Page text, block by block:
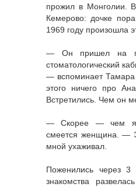
прожил в Монголии.
Кемерово: дочке
1969 году произошла
— Он пришел на
стоматологический
— вспоминает
этого ничего про
Встретились. Чем он
— Скорее — чем я
смеется женщина. —
мной ухаживал.
Поженились через
знакомства